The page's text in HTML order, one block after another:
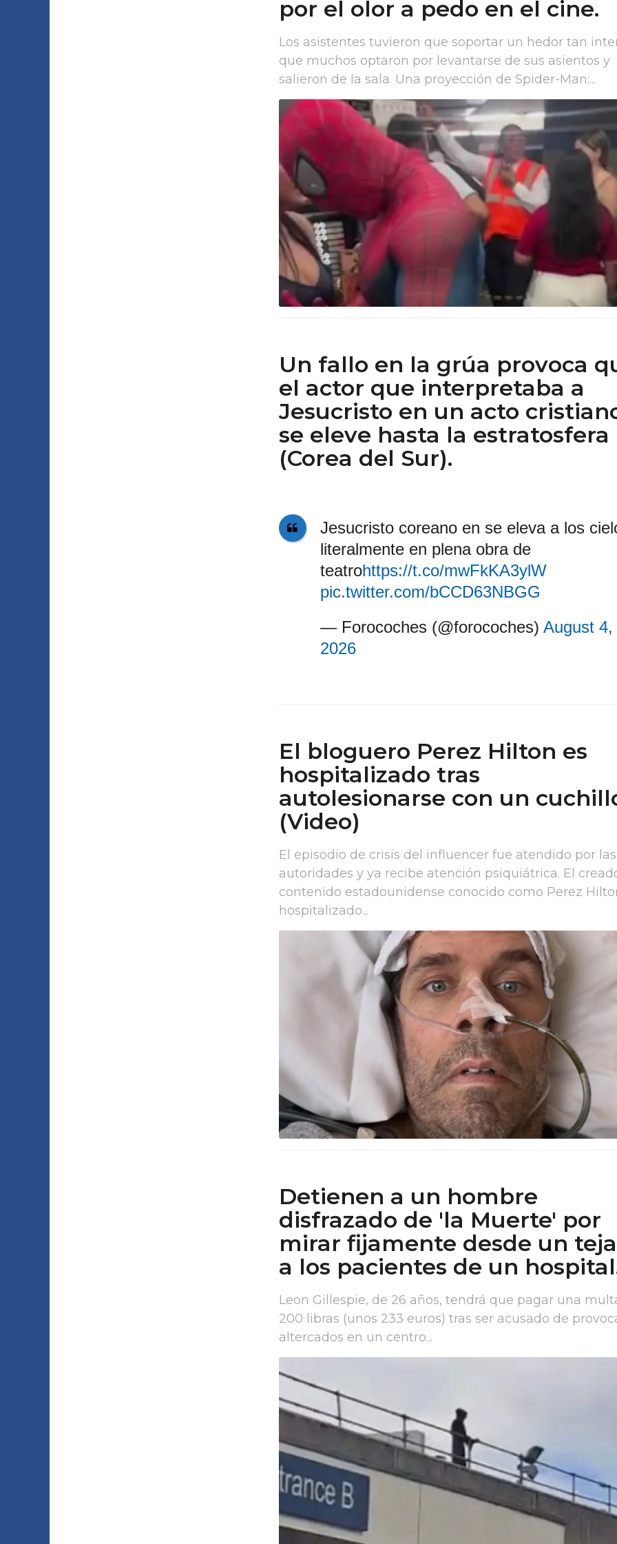
l
o
!
!
por el olor a pedo en el cine.
Los asistentes tuvieron que soportar un hedor tan
que muchos optaron por levantarse de sus asientos y
salieron de la sala. Una proyección de Spider-Man:...
Un fallo en la grúa provoca
el actor que interpretaba a
Jesucristo en un acto
se eleve hasta la estratosfera
(Corea del Sur).
Jesucristo coreano en se eleva a los
literalmente en plena obra de
teatrohttps://t.co/mwFkKA3ylW
pic.twitter.com/bCCD63NBGG
— Forocoches (@forocoches) August 4,
2026
El bloguero Perez Hilton es
hospitalizado tras
autolesionarse con un
(Video)
El episodio de crisis del influencer fue atendido por las
autoridades y ya recibe atención psiquiátrica. El
contenido estadounidense conocido como Perez
hospitalizado...
Detienen a un hombre
disfrazado de 'la Muerte' por
mirar fijamente desde un
a los pacientes de un
Leon Gillespie, de 26 años, tendrá que pagar una
200 libras (unos 233 euros) tras ser acusado de
altercados en un centro...